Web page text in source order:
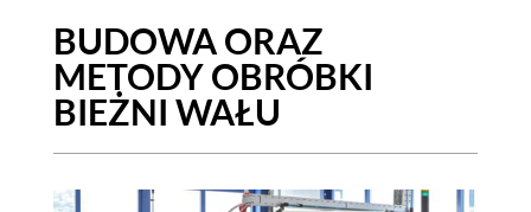
BUDOWA ORAZ
METODY OBRÓBKI
BIEŻNI WAŁU